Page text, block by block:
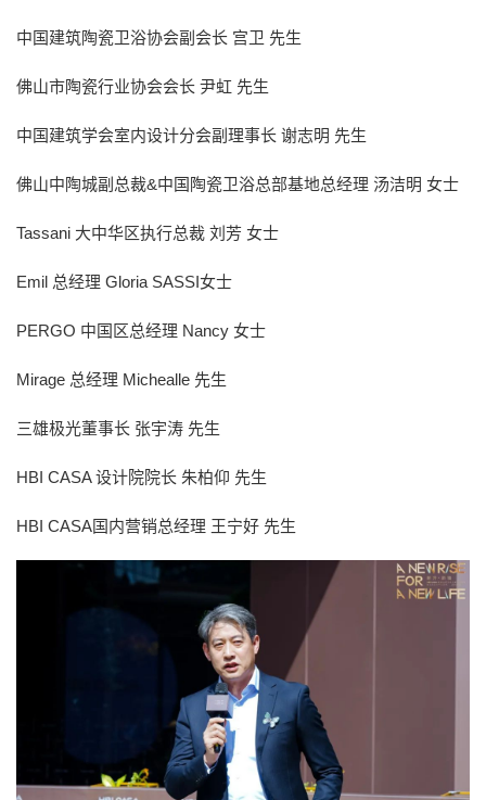
中国建筑陶瓷卫浴协会副会长 宫卫 先生
佛山市陶瓷行业协会会长 尹虹 先生
中国建筑学会室内设计分会副理事长 谢志明 先生
佛山中陶城副总裁&中国陶瓷卫浴总部基地总经理 汤洁明 女士
Tassani 大中华区执行总裁 刘芳 女士
Emil 总经理 Gloria SASSI女士
PERGO 中国区总经理 Nancy 女士
Mirage 总经理 Michealle 先生
三雄极光董事长 张宇涛 先生
HBI CASA 设计院院长 朱柏仰 先生
HBI CASA国内营销总经理 王宁好 先生